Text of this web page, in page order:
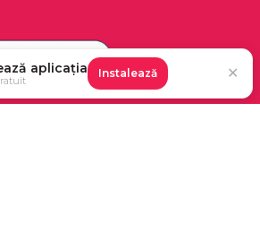
aplicația Instalează ✕